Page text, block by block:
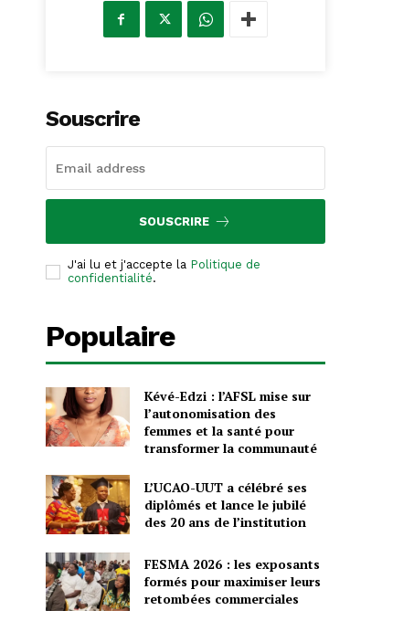
Souscrire
SOUSCRIRE
J'ai lu et j'accepte la Politique de
confidentialité.
Populaire
Kévé-Edzi : l’AFSL mise sur
l’autonomisation des
femmes et la santé pour
transformer la communauté
L’UCAO-UUT a célébré ses
diplômés et lance le jubilé
des 20 ans de l’institution
FESMA 2026 : les exposants
formés pour maximiser leurs
retombées commerciales